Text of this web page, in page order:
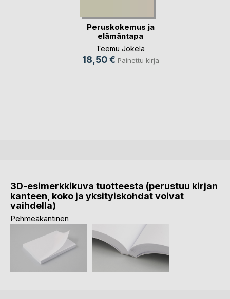
Peruskokemus ja
elämäntapa
Teemu Jokela
18,50 € Painettu kirja
3D-esimerkkikuva tuotteesta (perustuu kirjan
kanteen, koko ja yksityiskohdat voivat
vaihdella)
Pehmeäkantinen